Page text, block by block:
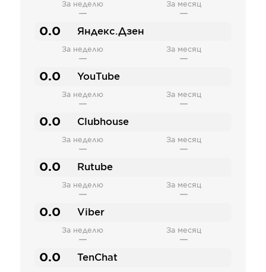
За неделю
—
За месяц
—
0.0 Яндекс.Дзен
За неделю
—
За месяц
—
0.0 YouTube
За неделю
—
За месяц
—
0.0 Clubhouse
За неделю
—
За месяц
—
0.0 Rutube
За неделю
—
За месяц
—
0.0 Viber
За неделю
—
За месяц
—
0.0 TenChat